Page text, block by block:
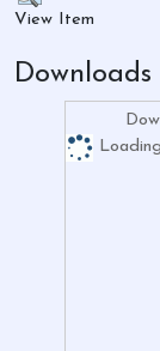
View Item
Downloads